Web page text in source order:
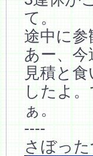
て。
途中に
あー、
見積と
したよ
ぁ。
----
さぼっ